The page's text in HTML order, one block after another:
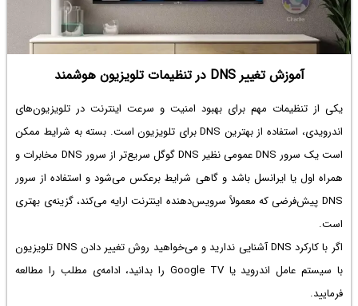
آموزش تغییر DNS در تنظیمات تلویزیون هوشمند
یکی از تنظیمات مهم برای بهبود امنیت و سرعت اینترنت در تلویزیون‌های
اندرویدی، استفاده از بهترین DNS برای تلویزیون است. بسته به شرایط ممکن
است یک سرور DNS عمومی نظیر DNS گوگل سریع‌تر از سرور DNS مخابرات و
همراه اول یا ایرانسل باشد و گاهی شرایط برعکس می‌شود و استفاده از سرور
DNS پیش‌فرضی که معمولاً‌ سرویس‌دهنده اینترنت ارایه می‌کند، گزینه‌ی بهتری
است.
اگر با کارکرد DNS آشنایی ندارید و می‌خواهید روش تغییر دادن DNS تلویزیون
با سیستم عامل اندروید یا Google TV را بدانید، ادامه‌ی مطلب را مطالعه
فرمایید.